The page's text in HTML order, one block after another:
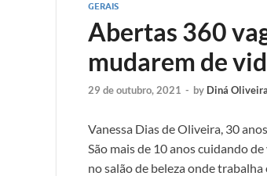
GERAIS
Abertas 360
mudarem de
29 de outubro, 2021 - by Diná Oliveira
Vanessa Dias de Oliveira, 30
São mais de 10 anos cuidando
no salão de beleza onde